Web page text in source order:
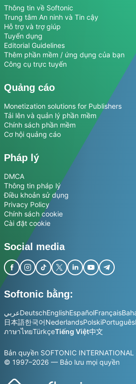
Thông tin về Softonic
Trung tâm An ninh và Tin cậy
Hỗ trợ và trợ giúp
Tuyển dụng
Editorial Guidelines
Thêm phần mềm / ứng dụng của bạn
Công cụ trực tuyến
Quảng cáo
Monetization solutions for Publishers
Tải lên và quản lý phần mềm
Chính sách phần mềm
Cơ hội quảng cáo
Pháp lý
DMCA
Thông tin pháp lý
Điều khoản sử dụng
Privacy Policy
Chính sách cookie
Cài đặt cookie
Social media
Softonic bằng:
عربيDeutschEnglishEspañolFrançais
日本語한국어NederlandsPolskiPortuguês
ภาษาไทยTürkçeTiếng Việt中文
Bản quyền SOFTONIC INTERNATIONAL
© 1997–2026 — Bảo lưu mọi quyền